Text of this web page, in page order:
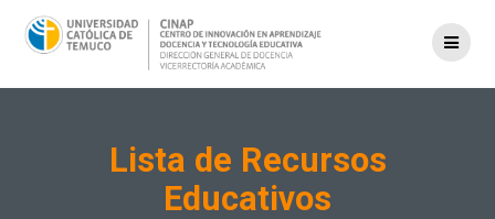
al
contenido
Lista de Recursos
Educativos